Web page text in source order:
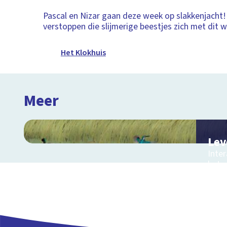
Pascal en Nizar gaan deze week op
verstoppen die slijmerige beestjes zich met dit
Het Klokhuis
Meer
het